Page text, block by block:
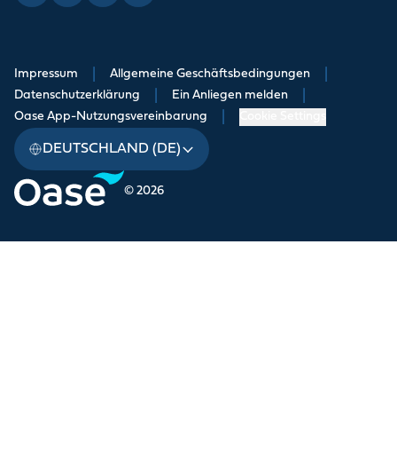
© 2026
Impressum Allgemeine Geschäftsbedingungen
Datenschutzerklärung Ein Anliegen melden
Oase App-Nutzungsvereinbarung
DEUTSCHLAND (DE)